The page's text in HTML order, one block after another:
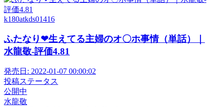
k180atkds01416
ふたなり❤生えてる主婦のオ〇ホ事情（単話）｜
水龍敬-評価4.81
発売日: 2022-01-07 00:00:02
投稿ステータス
公開中
水龍敬